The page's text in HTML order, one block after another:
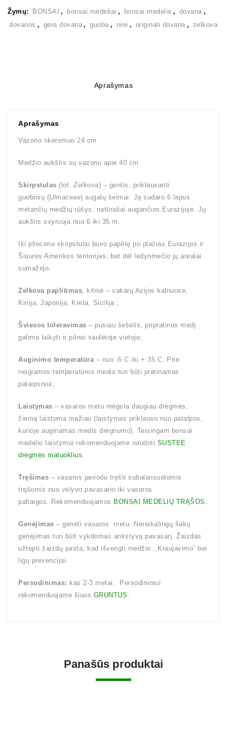
Žymų: BONSAI , bonsai medeliai , bonsai medelis , dovana ,
dovanos , gera dovana , guoba , nire , originali dovana , zelkova
Aprašymas
Aprašymas
Vazono skersmuo 24 cm.
Medžio aukštis su vazonu apie 40 cm
Skirpstulas (lot. Zelkova) – gentis, priklausanti
guobinių (Ulmaceae) augalų šeimai. Ją sudaro 6 lapus
metančių medžių rūšys, natūraliai augančios Eurazijoje. Jų
aukštis svyruoja nuo 6 iki 35 m.
Iki plioceno skirpstulai buvo paplitę po plačias Eurazijos ir
Šiaurės Amerikos teritorijas, bet dėl ledynmečio jų arealai
sumažėjo.
Zelkova paplitimas, kilmė – vakarų Azijos kalnuose,
Kinija, Japonija, Kreta, Sicilija ;
Šviesos toleravimas – pusiau šešėlis, pripratinus medį
galima laikyti ir pilnai saulėtoje vietoje;
Auginimo temperatūra– nuo -5 C iki + 35 C. Prie
neigiamos temperatūros medis turi būti pratinamas
palaipsniui;
Laistymas – vasaros metu mėgsta daugiau drėgmės,
žiemą laistoma mažiau (laistymas priklauso nuo patalpos,
kurioje auginamas medis drėgnumo). Teisingam bonsai
medelio laistymui rekomenduojame naudoti SUSTEE
drėgmės matuoklius.
Tręšimas – vasaros periodu tręšti subalansuotomis
trąšomis nuo vėlyvo pavasario iki vasaros
pabaigos. Rekomenduojamos BONSAI MEDELIŲ TRĄŠOS.
Genėjimas – genėti vasaros metu. Nereikalingų šakų
genėjimas turi būti vykdomas ankstyvą pavasarį. Žaizdas
užtepti žaizdų pasta, kad išvengti medžio ,,Kraujavimo” bei
ligų prevencijai.
Persodinimas: kas 2-3 metai. Persodinimui
rekomenduojame šiuos GRUNTUS.
Panašūs produktai